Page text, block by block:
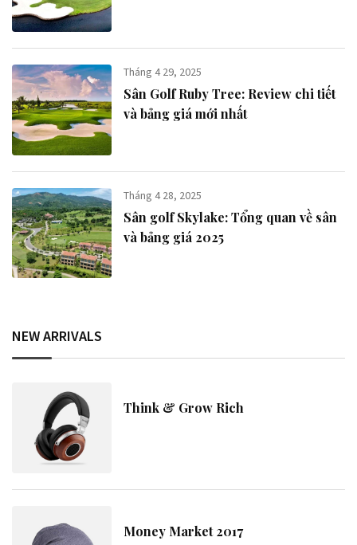
Tháng 4 29, 2025
Sân Golf Ruby Tree: Review chi tiết
và bảng giá mới nhất
Tháng 4 28, 2025
Sân golf Skylake: Tổng quan về sân
và bảng giá 2025
NEW ARRIVALS
Think & Grow Rich
Money Market 2017